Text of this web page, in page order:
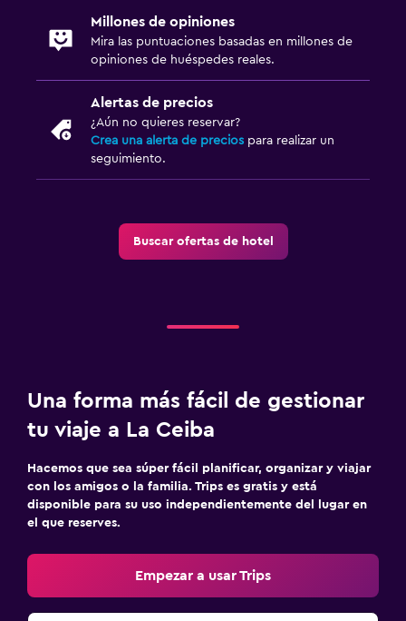
Millones de opiniones
Mira las puntuaciones basadas en millones de
opiniones de huéspedes reales.
Alertas de precios
¿Aún no quieres reservar?
Crea una alerta de precios para realizar un
seguimiento.
Buscar ofertas de hotel
Una forma más fácil de gestionar
tu viaje a La Ceiba
Hacemos que sea súper fácil planificar, organizar y viajar
con los amigos o la familia. Trips es gratis y está
disponible para su uso independientemente del lugar en
el que reserves.
Empezar a usar Trips